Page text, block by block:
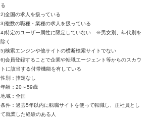
る
2)全国の求人を扱っている
3)複数の職種・業種の求人を扱っている
4)特定のユーザー属性に限定していない ※男女別、年代別を
除く
5)検索エンジンや他サイトの横断検索サイトでない
6)会員登録することで企業や転職エージェント等からのスカウ
トに該当する付帯機能を有している
性別：指定なし
年齢：20～59歳
地域：全国
条件：過去5年以内に転職サイトを使って転職し、正社員とし
て就業した経験のある人